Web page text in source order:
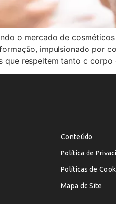
o mercado de
impulsionado por
respeitem tanto o
Conteúdo
Política de
Políticas de
Mapa do Site